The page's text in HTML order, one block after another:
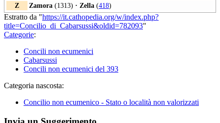
Z
Zamora (1313) · Zella (418)
Estratto da "https://it.cathopedia.org/w/index.php?
title=Concilio_di_Cabarsussi&oldid=782093"
Categorie:
Concili non ecumenici
Cabarsussi
Concili non ecumenici del 393
Categoria nascosta:
Concilio non ecumenico - Stato o località non valorizzati